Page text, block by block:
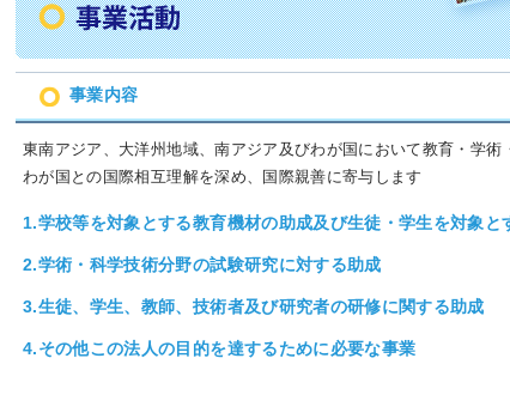
事業内容
東南アジア、大洋州地域、南アジア及びわが国において教育・学術
わが国との国際相互理解を深め、国際親善に寄与します
1.学校等を対象とする教育機材の助成及び生徒・学生を対象と
2.学術・科学技術分野の試験研究に対する助成
3.生徒、学生、教師、技術者及び研究者の研修に関する助成
4.その他この法人の目的を達するために必要な事業